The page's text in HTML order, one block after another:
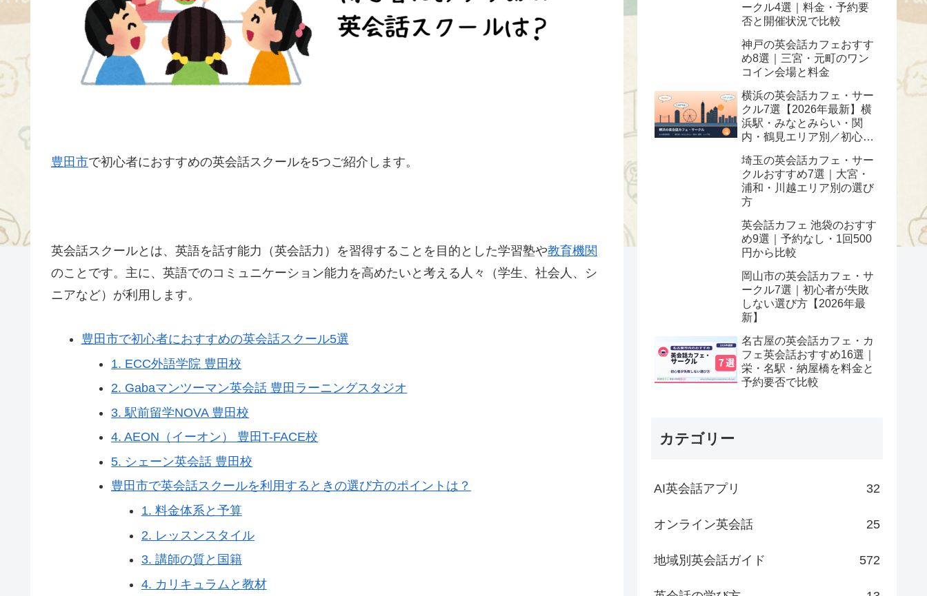
豊田市で初心者におすすめの英会話スクールを5つご紹介します。
英会話スクールとは、英語を話す能力（英会話力）を習得することを目的とした学習塾や教育機関
のことです。主に、英語でのコミュニケーション能力を高めたいと考える人々（学生、社会人、シ
ニアなど）が利用します。
豊田市で初心者におすすめの英会話スクール5選
1. ECC外語学院 豊田校
2. Gabaマンツーマン英会話 豊田ラーニングスタジオ
3. 駅前留学NOVA 豊田校
4. AEON（イーオン） 豊田T-FACE校
5. シェーン英会話 豊田校
豊田市で英会話スクールを利用するときの選び方のポイントは？
1. 料金体系と予算
2. レッスンスタイル
3. 講師の質と国籍
4. カリキュラムと教材
ークル4選｜料金・予約要
否と開催状況で比較
神戸の英会話カフェおすす
め8選｜三宮・元町のワン
コイン会場と料金
横浜の英会話カフェ・サー
クル7選【2026年最新】横
浜駅・みなとみらい・関
内・鶴見エリア別／初心
埼玉の英会話カフェ・サー
クルおすすめ7選｜大宮・
浦和・川越エリア別の選び
方
英会話カフェ 池袋のおすす
め9選｜予約なし・1回500
円から比較
岡山市の英会話カフェ・サ
ークル7選｜初心者が失敗
しない選び方【2026年最
新】
名古屋の英会話カフェ・カ
フェ英会話おすすめ16選｜
栄・名駅・納屋橋を料金と
予約要否で比較
カテゴリー
AI英会話アプリ 32
オンライン英会話 25
地域別英会話ガイド 572